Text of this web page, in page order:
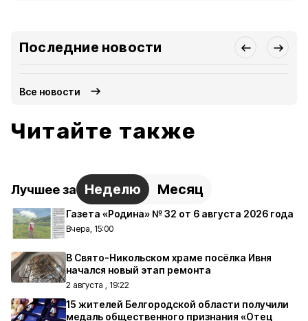
Последние новости
Все новости
Читайте также
Лучшее за Неделю Месяц
Газета «Родина» № 32 от 6 августа 2026 года
Вчера, 15:00
В Свято-Никольском храме посёлка Ивня
начался новый этап ремонта
2 августа , 19:22
15 жителей Белгородской области получили
медаль общественного признания «Отец